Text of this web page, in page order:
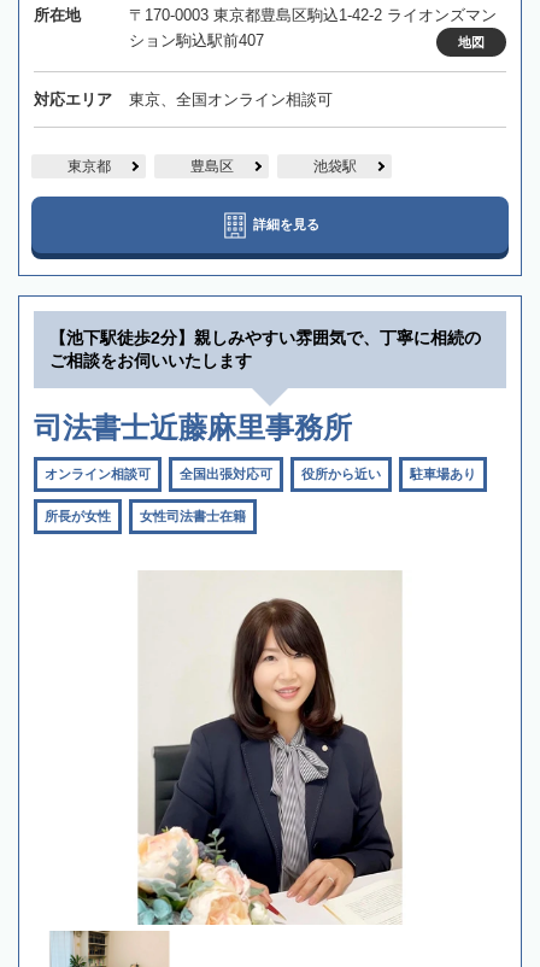
所在地
〒170-0003 東京都豊島区駒込1-42-2 ライオンズマン
ション駒込駅前407
地図
対応エリア 東京、全国オンライン相談可
東京都 豊島区 池袋駅
詳細を見る
【池下駅徒歩2分】親しみやすい雰囲気で、丁寧に相続の
ご相談をお伺いいたします
司法書士近藤麻里事務所
オンライン相談可 全国出張対応可 役所から近い 駐車場あり
所長が女性 女性司法書士在籍